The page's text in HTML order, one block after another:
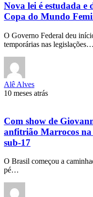
Nova lei é estudada
Copa do Mundo
O Governo Federal deu
temporárias nas legislações…
Alê Alves
10 meses atrás
Com show de
anfitrião Marrocos
sub-17
O Brasil começou a
pé…